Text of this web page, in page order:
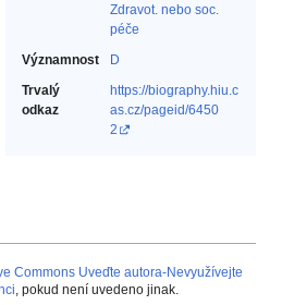
Zdravot. nebo soc.
péče‎
Významnost
D
Trvalý
odkaz
https://biography.hiu.c
as.cz/pageid/6450
2
Commons Uveďte autora-Nevyužívejte
, pokud není uvedeno jinak.